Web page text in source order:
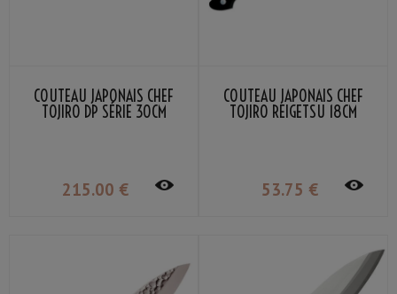
COUTEAU JAPONAIS CHEF
TOJIRO DP SÉRIE 30CM
215.00 €
COUTEAU JAPONAIS CHEF
TOJIRO REIGETSU 18CM
53.75 €